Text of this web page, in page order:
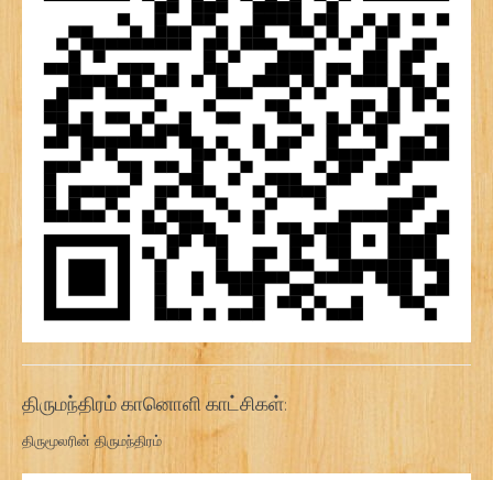
திருமந்திரம் கானொளி காட்சிகள்:
திருமூலரின் திருமந்திரம்